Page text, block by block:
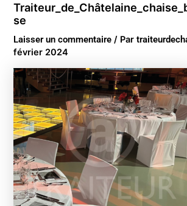
se
Laisser un commentaire / Par
février 2024